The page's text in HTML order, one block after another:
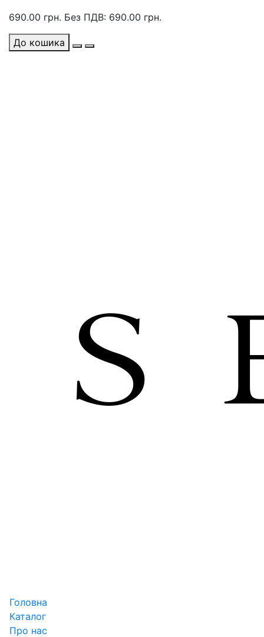
690.00 грн. Без ПДВ: 690.00 грн.
До кошика
Головна
Каталог
Про нас